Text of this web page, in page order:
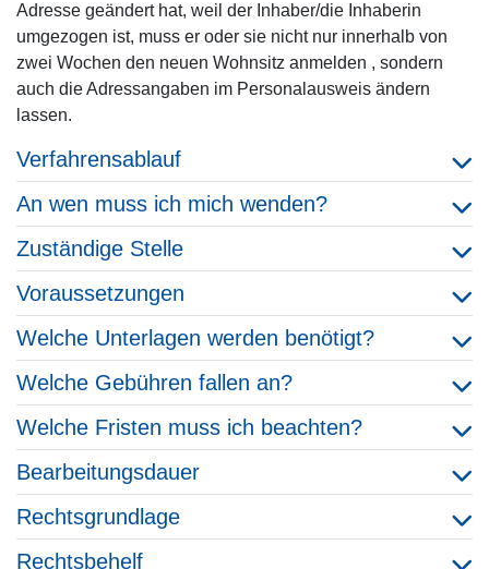
Adresse geändert hat, weil der Inhaber/die Inhaberin
umgezogen ist, muss er oder sie nicht nur innerhalb von
zwei Wochen den neuen Wohnsitz anmelden , sondern
auch die Adressangaben im Personalausweis ändern
lassen.
Verfahrensablauf
An wen muss ich mich wenden?
Zuständige Stelle
Voraussetzungen
Welche Unterlagen werden benötigt?
Welche Gebühren fallen an?
Welche Fristen muss ich beachten?
Bearbeitungsdauer
Rechtsgrundlage
Rechtsbehelf